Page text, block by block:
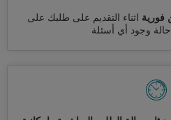
فورية اثناء التقديم على طلبك على
وجود أي أسئلة